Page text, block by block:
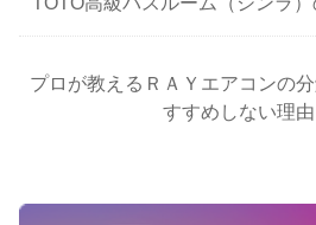
プロが教えるＲＡＹエアコンの
すすめしない理